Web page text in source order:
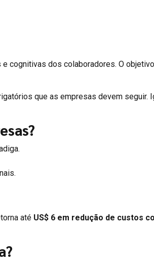
cognitivas dos colaboradores. O
que as empresas devem seguir.
até US$ 6 em redução de custos